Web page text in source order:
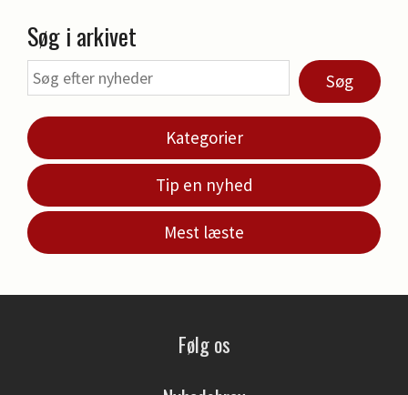
Søg i arkivet
Søg
Kategorier
Tip en nyhed
Mest læste
Følg os